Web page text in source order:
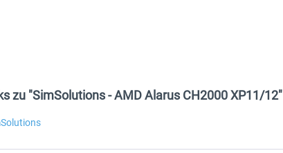
zu "SimSolutions - AMD Alarus CH2000 XP11/12"